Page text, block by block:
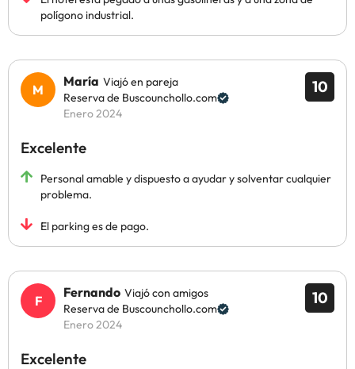
polígono industrial.
10
María Viajó en pareja
Reserva de Buscounchollo.com
Enero 2024
Excelente
Personal amable y dispuesto a ayudar y solventar cualquier
problema.
El parking es de pago.
10
Fernando Viajó con amigos
Reserva de Buscounchollo.com
Enero 2024
Excelente